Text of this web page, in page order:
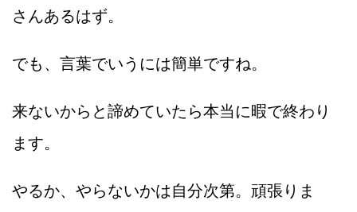
さんあるはず。
でも、言葉でいうには簡単ですね。
来ないからと諦めていたら本当に暇で終わり
ます。
やるか、やらないかは自分次第。頑張りま